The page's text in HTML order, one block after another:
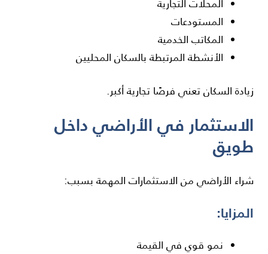
المحلات التجارية
المستودعات
المكاتب الخدمية
الأنشطة المرتبطة بالسكان المحليين
زيادة السكان تعني فرصًا تجارية أكبر.
الاستثمار في الأراضي داخل
طويق
شراء الأراضي من الاستثمارات المهمة بسبب:
المزايا:
نمو قوي في القيمة